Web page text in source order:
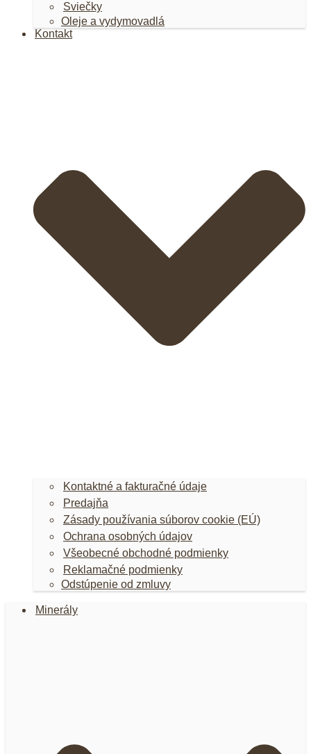
Sviečky
Oleje a vydymovadlá
Kontakt
Kontaktné a fakturačné údaje
Predajňa
Zásady používania súborov cookie (EÚ)
Ochrana osobných údajov
Všeobecné obchodné podmienky
Reklamačné podmienky
Odstúpenie od zmluvy
Minerály